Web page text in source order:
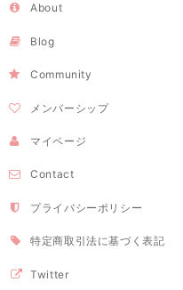
About
Blog
Community
メンバーシップ
マイページ
Contact
プライバシーポリシー
特定商取引法に基づく表記
Twitter